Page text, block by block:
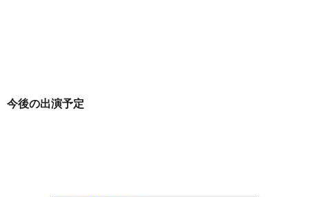
今後の出演予定